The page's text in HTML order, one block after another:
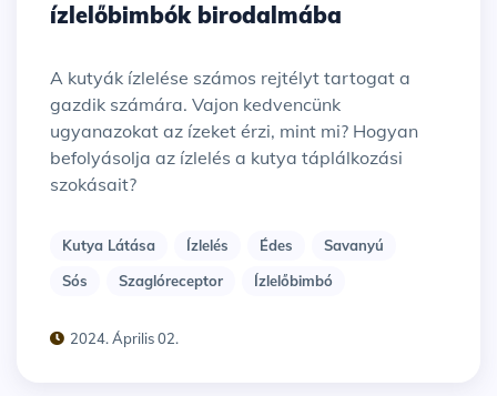
ízlelőbimbók birodalmába
A kutyák ízlelése számos rejtélyt tartogat a
gazdik számára. Vajon kedvencünk
ugyanazokat az ízeket érzi, mint mi? Hogyan
befolyásolja az ízlelés a kutya táplálkozási
szokásait?
Kutya Látása Ízlelés Édes
Savanyú
Sós
Szaglóreceptor Ízlelőbimbó
2024. Április 02.